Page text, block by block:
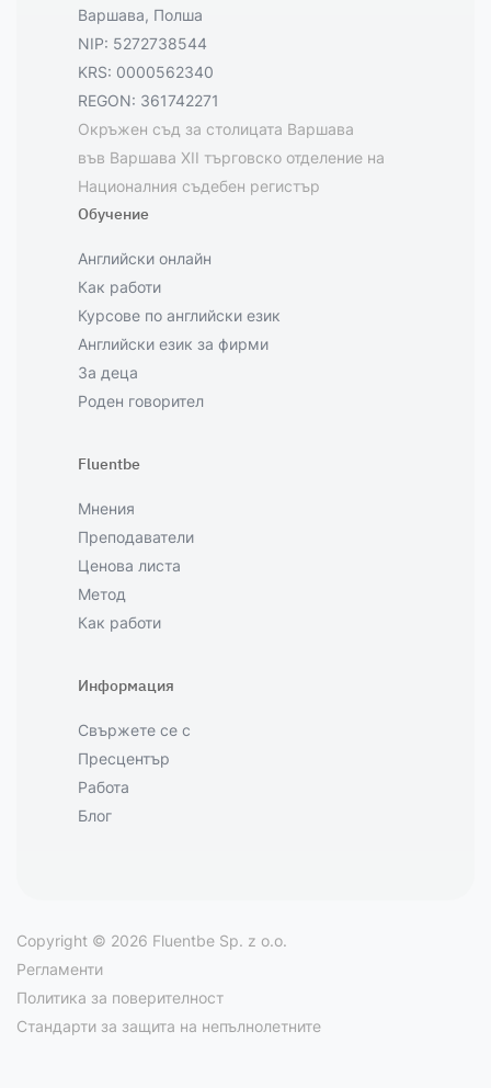
Варшава, Полша
NIP: 5272738544
KRS: 0000562340
REGON: 361742271
Окръжен съд за столицата Варшава
във Варшава XII търговско отделение на
Националния съдебен регистър
Обучение
Английски онлайн
Как работи
Курсове по английски език
Английски език за фирми
За деца
Роден говорител
Fluentbe
Мнения
Преподаватели
Ценова листа
Метод
Как работи
Информация
Свържете се с
Пресцентър
Работа
Блог
Copyright © 2026 Fluentbe Sp. z o.o.
Регламенти
Политика за поверителност
Стандарти за защита на непълнолетните